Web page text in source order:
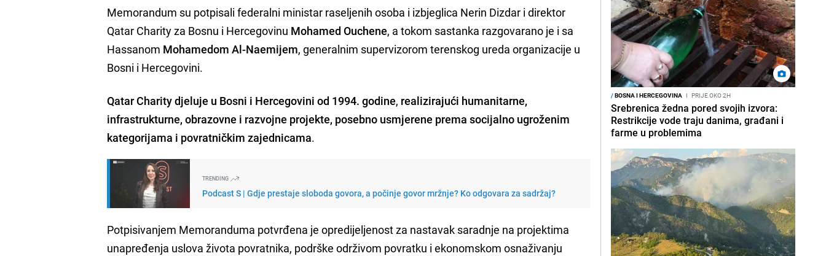
Memorandum su potpisali federalni ministar raseljenih osoba i izbjeglica Nerin Dizdar i direktor
Qatar Charity za Bosnu i Hercegovinu Mohamed Ouchene, a tokom sastanka razgovarano je i sa
Hassanom Mohamedom Al-Naemijem, generalnim supervizorom terenskog ureda organizacije u
Bosni i Hercegovini.
Qatar Charity djeluje u Bosni i Hercegovini od 1994. godine, realizirajući humanitarne,
infrastrukturne, obrazovne i razvojne projekte, posebno usmjerene prema socijalno ugroženim
kategorijama i povratničkim zajednicama.
TRENDING
Podcast S | Gdje prestaje sloboda govora, a počinje govor mržnje? Ko odgovara za sadržaj?
Potpisivanjem Memoranduma potvrđena je opredijeljenost za nastavak saradnje na projektima
unapređenja uslova života povratnika, podrške održivom povratku i ekonomskom osnaživanju
/BOSNA I HERCEGOVINA I PRIJE OKO 2H
Srebrenica žedna pored svojih izvora:
Restrikcije vode traju danima, građani i
farme u problemima